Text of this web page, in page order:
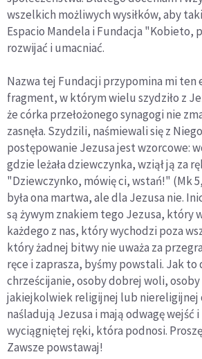
wszelkich możliwych wysiłków, aby
Espacio Mandela i Fundacja "Kobieto,
rozwijać i umacniać.
Nazwa tej Fundacji przypomina mi ten
fragment, w którym wielu szydziło z
że córka przełożonego synagogi nie
zasnęła. Szydzili, naśmiewali się z
postępowanie Jezusa jest wzorcowe:
gdzie leżała dziewczynka, wziął ją za
"Dziewczynko, mówię ci, wstań!" (Mk
była ona martwa, ale dla Jezusa nie.
są żywym znakiem tego Jezusa, który
każdego z nas, który wychodzi poza
który żadnej bitwy nie uważa za
ręce i zaprasza, byśmy powstali. Jak to
chrześcijanie, osoby dobrej woli,
jakiejkolwiek religijnej lub niereligijnej
naśladują Jezusa i mają odwagę wejść
wyciągniętej ręki, która podnosi.
Zawsze powstawaj!